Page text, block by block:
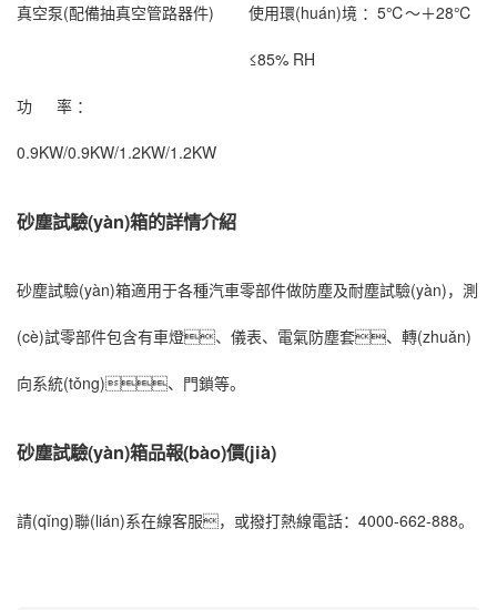
真空泵(配備抽真空管路器件) 使用環(huán)境 ： 5℃～＋28℃
≤85% RH
功 率 ：
0.9KW/0.9KW/1.2KW/1.2KW
砂塵試驗(yàn)箱的詳情介紹
砂塵試驗(yàn)箱適用于各種汽車零部件做防塵及耐塵試驗(yàn)，測
(cè)試零部件包含有車燈、儀表、電氣防塵套、轉(zhuǎn)
向系統(tǒng)、門鎖等。
砂塵試驗(yàn)箱品報(bào)價(jià)
請(qǐng)聯(lián)系在線客服，或撥打熱線電話：4000-662-888。